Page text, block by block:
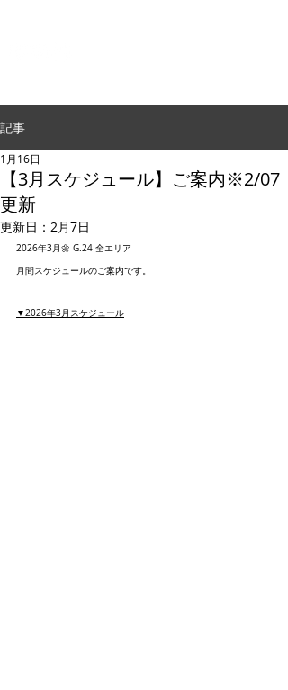
記事
【3月スケジュール】ご案内※2/07
更新
1月16日
更新日： 2月7日
2026年3月🌼 G.24 全エリア
月間スケジュールのご案内です。
▼2026年3月スケジュール